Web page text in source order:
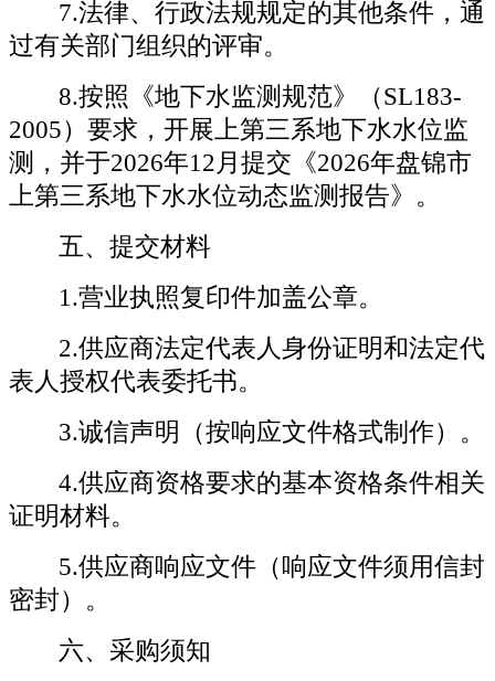
7.法律、行政法规规定的其他条件，通
过有关部门组织的评审。
8.按照《地下水监测规范》（SL183-
2005）要求，开展上第三系地下水水位监
测，并于2026年12月提交《2026年盘锦市
上第三系地下水水位动态监测报告》。
五、提交材料
1.营业执照复印件加盖公章。
2.供应商法定代表人身份证明和法定代
表人授权代表委托书。
3.诚信声明（按响应文件格式制作）。
4.供应商资格要求的基本资格条件相关
证明材料。
5.供应商响应文件（响应文件须用信封
密封）。
六、采购须知